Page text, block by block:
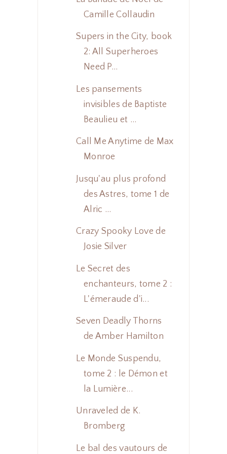
Camille Collaudin
Supers in the City, book
2: All Superheroes
Need P...
Les pansements
invisibles de Baptiste
Beaulieu et ...
Call Me Anytime de Max
Monroe
Jusqu'au plus profond
des Astres, tome 1 de
Alric ...
Crazy Spooky Love de
Josie Silver
Le Secret des
enchanteurs, tome 2 :
L'émeraude d'i...
Seven Deadly Thorns
de Amber Hamilton
Le Monde Suspendu,
tome 2 : le Démon et
la Lumière...
Unraveled de K.
Bromberg
Le bal des vautours de